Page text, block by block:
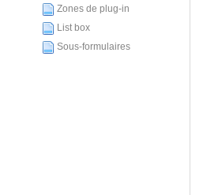
Zones de plug-in
List box
Sous-formulaires